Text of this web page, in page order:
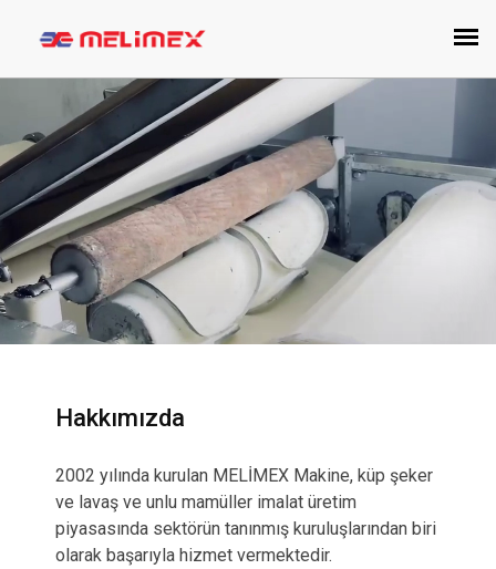
Hakkımızda
2002 yılında kurulan MELİMEX Makine, küp şeker
ve lavaş ve unlu mamüller imalat üretim
piyasasında sektörün tanınmış kuruluşlarından biri
olarak başarıyla hizmet vermektedir.